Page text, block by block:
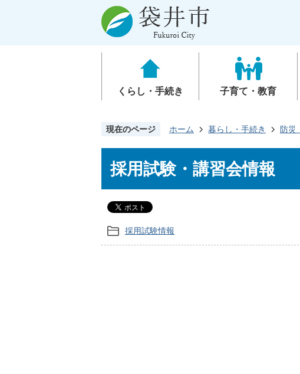
くらし・手続き 子育て・教育
現在のページ ホーム 暮らし・手続き 防災
採用試験・講習会情報
採用試験情報